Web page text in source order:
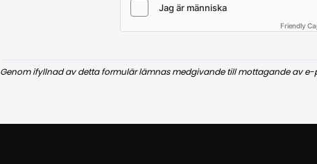
Friendly
Genom ifyllnad av detta formulär lämnas medgivande till mottagande av